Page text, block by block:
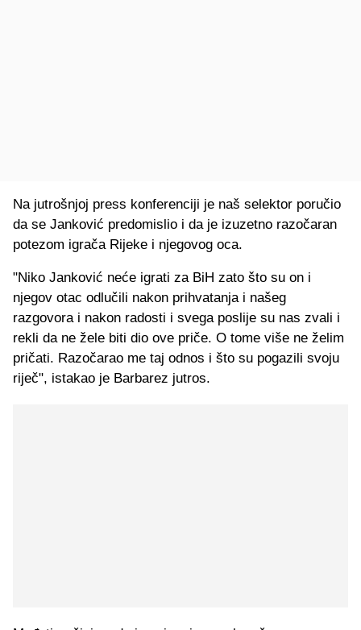
Na jutrošnjoj press konferenciji je naš selektor poručio
da se Janković predomislio i da je izuzetno razočaran
potezom igrača Rijeke i njegovog oca.
"Niko Janković neće igrati za BiH zato što su on i
njegov otac odlučili nakon prihvatanja i našeg
razgovora i nakon radosti i svega poslije su nas zvali i
rekli da ne žele biti dio ove priče. O tome više ne želim
pričati. Razočarao me taj odnos i što su pogazili svoju
riječ", istakao je Barbarez jutros.